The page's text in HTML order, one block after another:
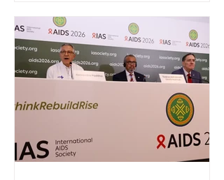
(OMC), contestando duas medidas
tarifárias adotadas pelo país norte-
americano com base na Seção 301 da
Lei de Comércio de 1974. Segundo nota
divulgada pelo Ministério das Relações
Exteriores, o Brasil considera que as
incompatíveis com as obrigações
assumidas pelos Estados Unid